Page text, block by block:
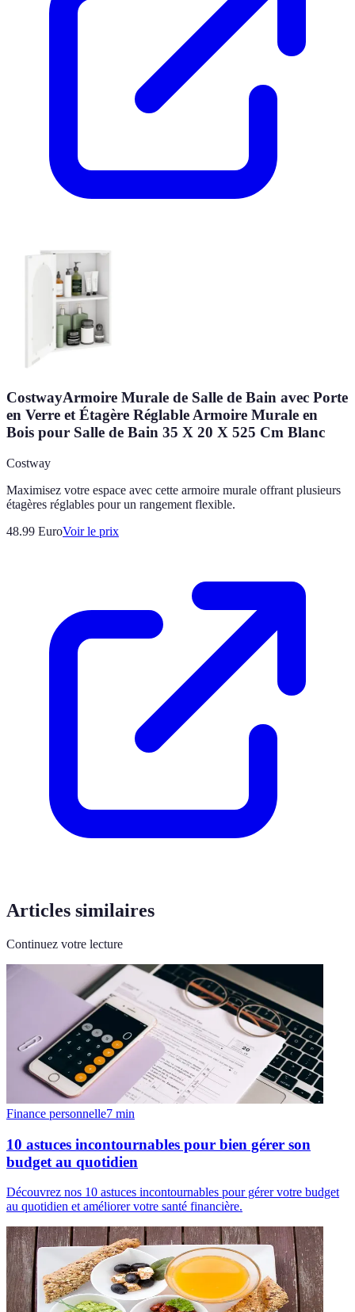
CostwayArmoire Murale de Salle de Bain avec Porte
en Verre et Étagère Réglable Armoire Murale en
Bois pour Salle de Bain 35 X 20 X 525 Cm Blanc
Costway
Maximisez votre espace avec cette armoire murale offrant plusieurs
étagères réglables pour un rangement flexible.
48.99 EuroVoir le prix
Articles similaires
Continuez votre lecture
Finance personnelle7 min
10 astuces incontournables pour bien gérer son
budget au quotidien
Découvrez nos 10 astuces incontournables pour gérer votre budget
au quotidien et améliorer votre santé financière.